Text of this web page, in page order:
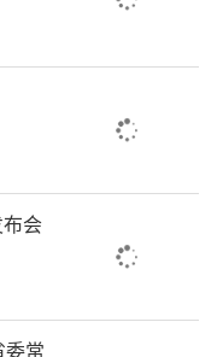
“软弱涣散”。
书记主抓+蹲
大专学历的曹
镇党建办主
办协助下建
分为环境整
如今，村里干
会
常